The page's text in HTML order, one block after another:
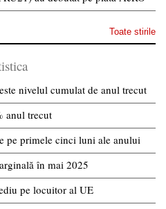
Toate stirile
nivelul cumulat de anul trecut
anul trecut
pe primele cinci luni ale anului
în mai 2025
pe locuitor al UE